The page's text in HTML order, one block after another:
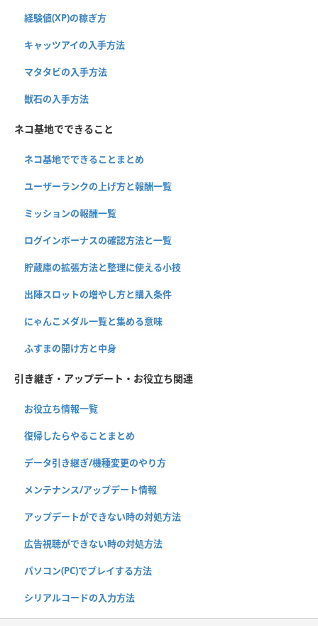
経験値(XP)の稼ぎ方
キャッツアイの入手方法
マタタビの入手方法
獣石の入手方法
ネコ基地でできること
ネコ基地でできることまとめ
ユーザーランクの上げ方と報酬一覧
ミッションの報酬一覧
ログインボーナスの確認方法と一覧
貯蔵庫の拡張方法と整理に使える小技
出陣スロットの増やし方と購入条件
にゃんこメダル一覧と集める意味
ふすまの開け方と中身
引き継ぎ・アップデート・お役立ち関連
お役立ち情報一覧
復帰したらやることまとめ
データ引き継ぎ/機種変更のやり方
メンテナンス/アップデート情報
アップデートができない時の対処方法
広告視聴ができない時の対処方法
パソコン(PC)でプレイする方法
シリアルコードの入力方法